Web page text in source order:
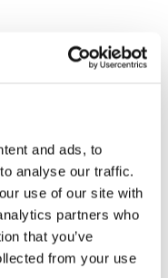
and ads, to
analyse our traffic.
use of our site with
partners who
that you’ve
from your use